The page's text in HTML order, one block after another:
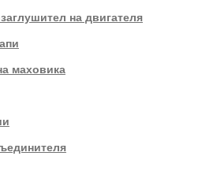
на двигателя
маховика